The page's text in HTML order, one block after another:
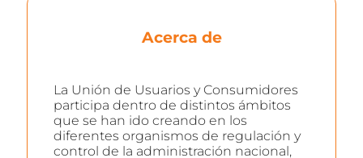
Acerca de
La Unión de Usuarios y Consumidores
participa dentro de distintos ámbitos
que se han ido creando en los
diferentes organismos de regulación y
control de la administración nacional,